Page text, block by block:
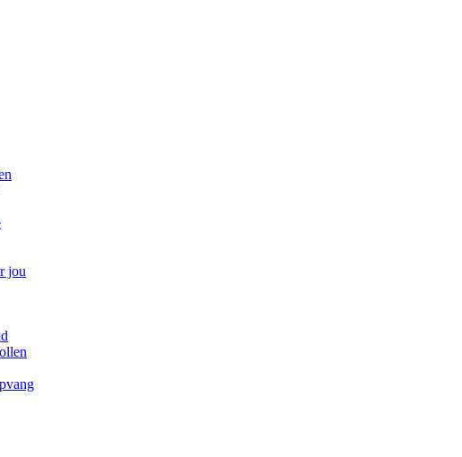
jou